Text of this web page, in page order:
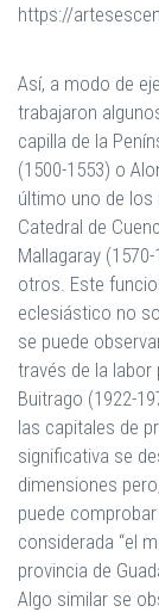
https://
Así, a modo de
trabajaron
capilla de la
(1500-1553) o
último uno de
Catedral de
Mallagaray
otros. Este
eclesiástico no
se puede
través de la
Buitrago (1922-
las capitales de
significativa se
dimensiones
puede
considerada “el
provincia de
Algo similar se